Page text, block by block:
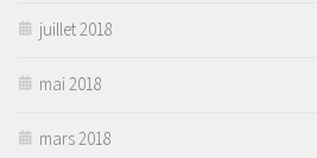
juillet 2018
mai 2018
mars 2018